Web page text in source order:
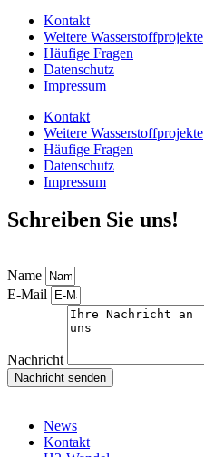
Kontakt
Weitere Wasserstoffprojekte
Häufige Fragen
Datenschutz
Impressum
Kontakt
Weitere Wasserstoffprojekte
Häufige Fragen
Datenschutz
Impressum
Schreiben Sie uns!
Name
E-Mail
Nachricht
Nachricht senden
News
Kontakt